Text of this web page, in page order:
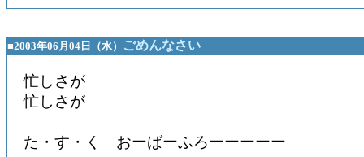
■2003年06月04日（水） ごめんなさい
忙しさが
忙しさが
た・す・く おーばーふろーーーーー